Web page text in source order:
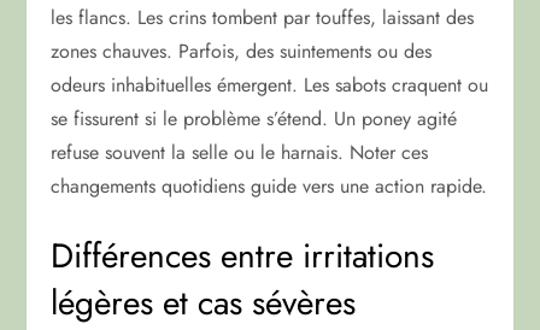
les flancs. Les crins tombent par touffes, laissant des
zones chauves. Parfois, des suintements ou des
odeurs inhabituelles émergent. Les sabots craquent ou
se fissurent si le problème s’étend. Un poney agité
refuse souvent la selle ou le harnais. Noter ces
changements quotidiens guide vers une action rapide.
Différences entre irritations
légères et cas sévères